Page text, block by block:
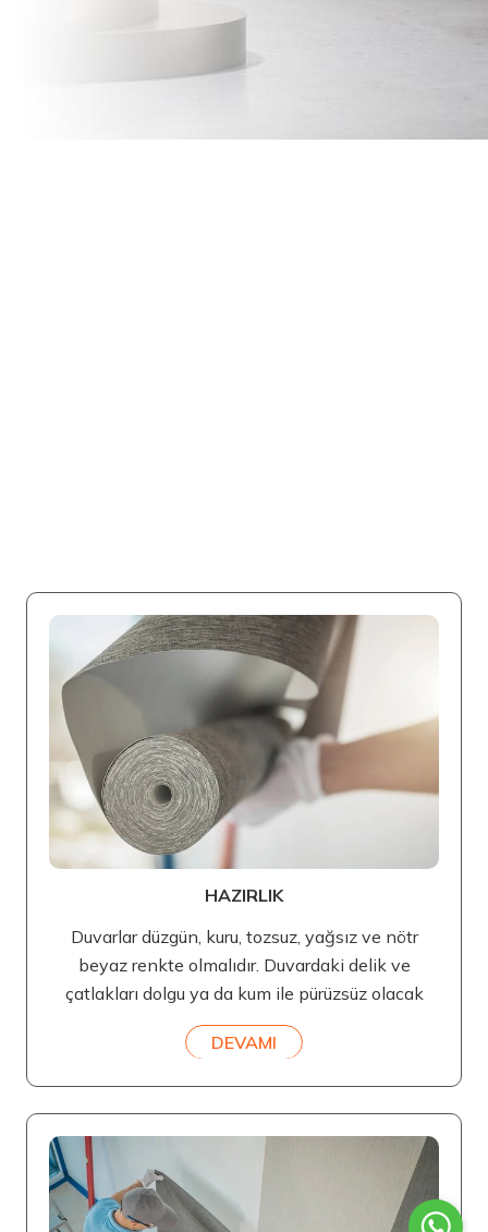
HAZIRLIK
Duvarlar düzgün, kuru, tozsuz, yağsız ve nötr
beyaz renkte olmalıdır. Duvardaki delik ve
çatlakları dolgu ya da kum ile pürüzsüz olacak
DEVAMI